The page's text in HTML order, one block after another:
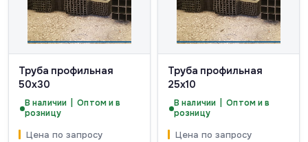
Труба профильная
50х30
В наличии | Оптом и в
розницу
Цена по запросу
Труба профильная
25х10
В наличии | Оптом и в
розницу
Цена по запросу